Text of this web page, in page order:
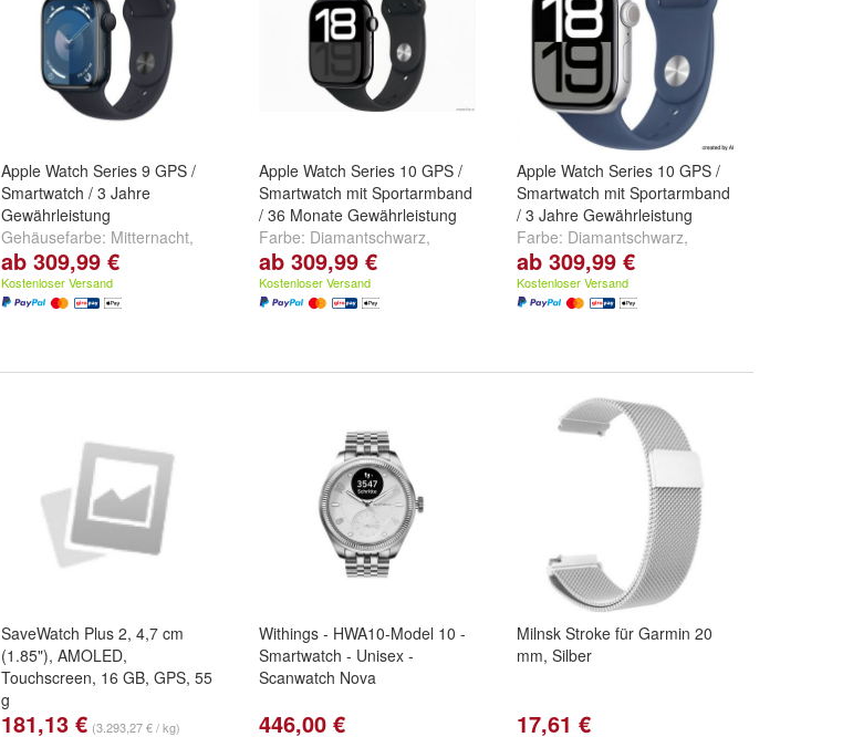
Apple Watch Series 9 GPS /
Smartwatch / 3 Jahre
Gewährleistung
Gehäusefarbe: Mitternacht,
Polarstern ,Silber
...
ab 309,99 €
Kostenloser Versand
Apple Watch Series 10 GPS /
Smartwatch mit Sportarmband
/ 36 Monate Gewährleistung
Farbe: Diamantschwarz,
Roségoldund Silber
ab 309,99 €
Kostenloser Versand
Apple Watch Series 10 GPS /
Smartwatch mit Sportarmband
/ 3 Jahre Gewährleistung
Farbe: Diamantschwarz,
Roségoldund Silber
ab 309,99 €
Kostenloser Versand
SaveWatch Plus 2, 4,7 cm
(1.85"), AMOLED,
Touchscreen, 16 GB, GPS, 55
g
181,13 € (3.293,27 € / kg)
Withings - HWA10-Model 10 -
Smartwatch - Unisex -
Scanwatch Nova
446,00 €
Milnsk Stroke für Garmin 20
mm, Silber
17,61 €